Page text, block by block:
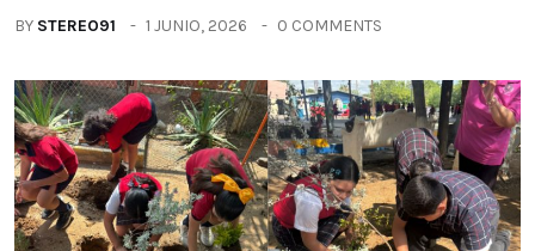
BY STEREO91 1 JUNIO, 2026 0 COMMENTS